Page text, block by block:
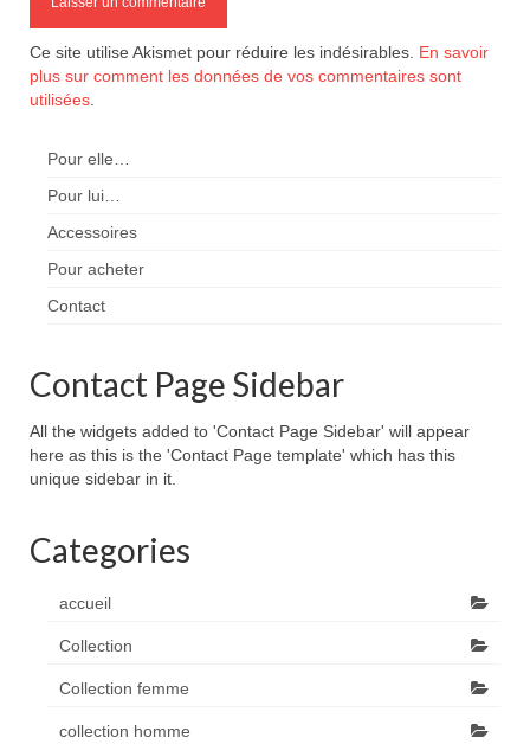
Ce site utilise Akismet pour réduire les indésirables. En savoir
plus sur comment les données de vos commentaires sont
utilisées
Pour elle…
Pour lui…
Accessoires
Pour acheter
Contact
Contact Page Sidebar
All the widgets added to 'Contact Page Sidebar' will appear
here as this is the 'Contact Page template' which has this
unique sidebar in it.
Categories
accueil
Collection
Collection femme
collection homme